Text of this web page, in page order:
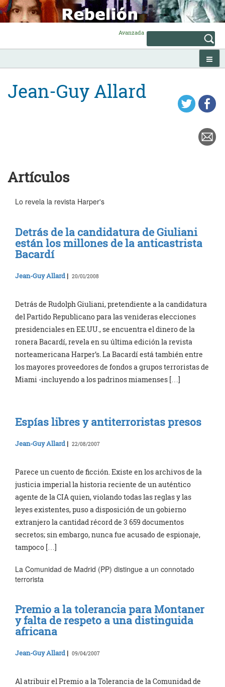
Skip
to
content
Avanzada
Jean-Guy Allard
Artículos
Lo revela la revista Harper's
Detrás de la candidatura de Giuliani
están los millones de la anticastrista
Bacardí
Jean-Guy Allard | 20/01/2008
Detrás de Rudolph Giuliani, pretendiente a la candidatura
del Partido Republicano para las venideras elecciones
presidenciales en EE.UU., se encuentra el dinero de la
ronera Bacardí, revela en su última edición la revista
norteamericana Harper’s. La Bacardí está también entre
los mayores proveedores de fondos a grupos terroristas de
Miami -incluyendo a los padrinos miamenses […]
Espías libres y antiterroristas presos
Jean-Guy Allard | 22/08/2007
Parece un cuento de ficción. Existe en los archivos de la
justicia imperial la historia reciente de un auténtico
agente de la CIA quien, violando todas las reglas y las
leyes existentes, puso a disposición de un gobierno
extranjero la cantidad récord de 3 659 documentos
secretos; sin embargo, nunca fue acusado de espionaje,
tampoco […]
La Comunidad de Madrid (PP) distingue a un connotado
terrorista
Premio a la tolerancia para Montaner
y falta de respeto a una distinguida
africana
Jean-Guy Allard | 09/04/2007
Al atribuir el Premio a la Tolerancia de la Comunidad de